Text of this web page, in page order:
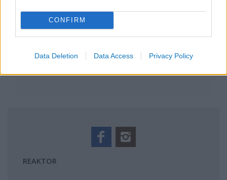
CONFIRM
Data Deletion Data Access Privacy Policy
REAKTOR